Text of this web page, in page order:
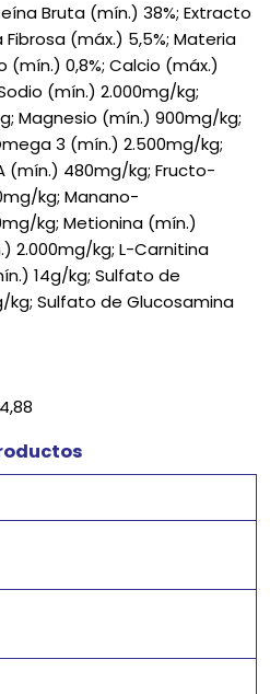
Bruta (mín.) 38%; Extracto
Fibrosa (máx.) 5,5%; Materia
(mín.) 0,8%; Calcio (máx.)
(mín.) 2.000mg/kg;
Magnesio (mín.) 900mg/kg;
3 (mín.) 2.500mg/kg;
(mín.) 480mg/kg; Fructo-
kg; Manano-
kg; Metionina (mín.)
2.000mg/kg; L-Carnitina
14g/kg; Sulfato de
Sulfato de Glucosamina